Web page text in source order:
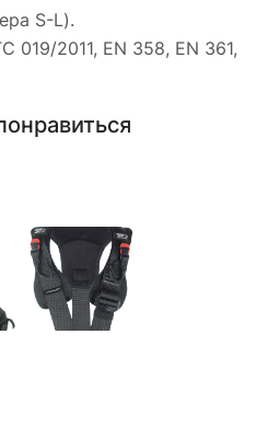
S-L).
019/2011, EN 358, EN 361,